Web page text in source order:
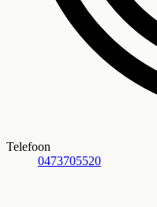
Telefoon
0473705520